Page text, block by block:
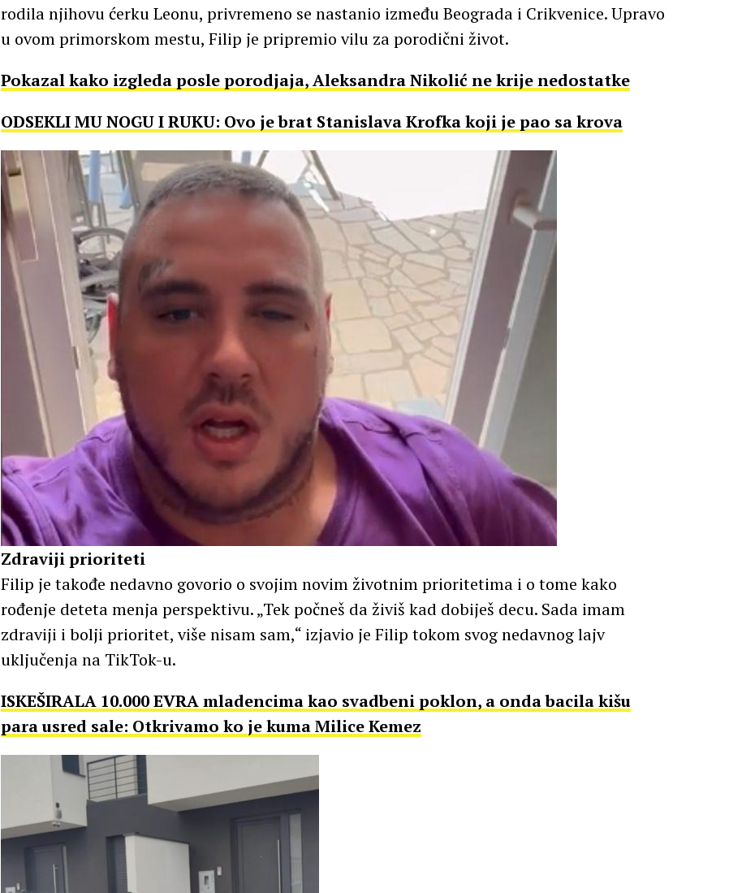
rodila njihovu ćerku Leonu, privremeno se nastanio između Beograda i Crikvenice. Upravo
u ovom primorskom mestu, Filip je pripremio vilu za porodični život.
Pokazal kako izgleda posle porodjaja, Aleksandra Nikolić ne krije nedostatke
ODSEKLI MU NOGU I RUKU: Ovo je brat Stanislava Krofka koji je pao sa krova
Zdraviji prioriteti
Filip je takođe nedavno govorio o svojim novim životnim prioritetima i o tome kako
rođenje deteta menja perspektivu. „Tek počneš da živiš kad dobiješ decu. Sada imam
zdraviji i bolji prioritet, više nisam sam,“ izjavio je Filip tokom svog nedavnog lajv
uključenja na TikTok-u.
ISKEŠIRALA 10.000 EVRA mladencima kao svadbeni poklon, a onda bacila kišu
para usred sale: Otkrivamo ko je kuma Milice Kemez